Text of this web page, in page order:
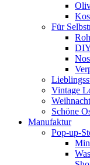
Für
Vintage
Schöne
Manufaktur
Pop-up-